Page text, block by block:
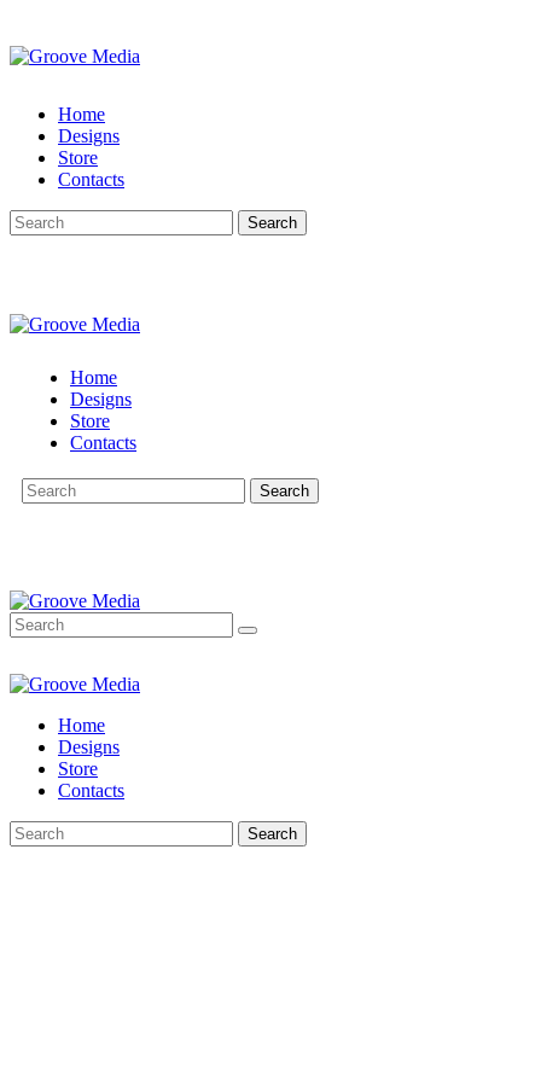
Home
Designs
Store
Contacts
Search
Home
Designs
Store
Contacts
Search
Home
Designs
Store
Contacts
Search